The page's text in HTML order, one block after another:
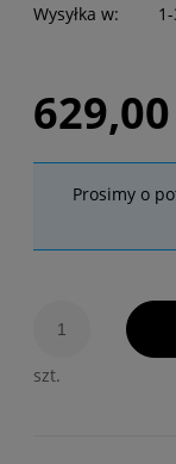
Wysyłka w:
629,00
Prosimy o
szt.